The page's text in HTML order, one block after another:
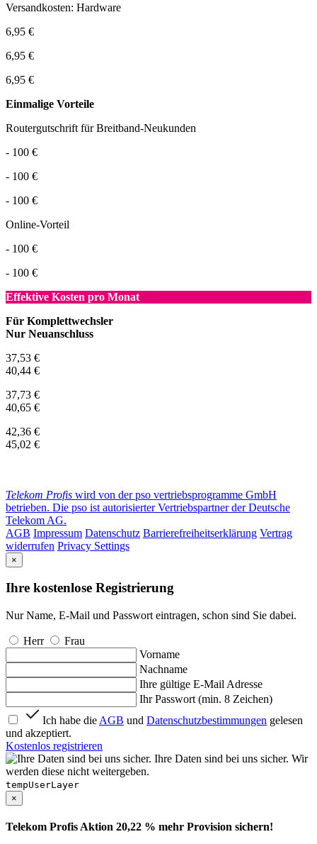
Versandkosten: Hardware
6,95 €
6,95 €
6,95 €
Einmalige Vorteile
Routergutschrift für Breitband-Neukunden
- 100 €
- 100 €
- 100 €
Online-Vorteil
- 100 €
- 100 €
Effektive Kosten pro Monat
Für Komplettwechsler
Nur Neuanschluss
37,53 €
40,44 €
37,73 €
40,65 €
42,36 €
45,02 €
Telekom Profis wird von der pso vertriebsprogramme GmbH
betrieben. Die pso ist autorisierter Vertriebspartner der Deutsche
Telekom AG.
AGB Impressum Datenschutz Barrierefreiheitserklärung Vertrag
widerrufen Privacy Settings
×
Ihre kostenlose Registrierung
Nur Name, E-Mail und Passwort eintragen, schon sind Sie dabei.
Herr
Frau
Vorname
Nachname
Ihre gültige E-Mail Adresse
Ihr Passwort (min. 8 Zeichen)
Ich habe die AGB und Datenschutzbestimmungen gelesen
und akzeptiert.
Kostenlos registrieren
Ihre Daten sind bei uns sicher. Wir
werden diese nicht weitergeben.
tempUserLayer
×
Telekom Profis Aktion 20,22 % mehr Provision sichern!